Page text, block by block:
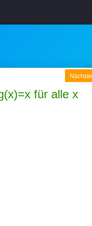
für alle x
Nächste